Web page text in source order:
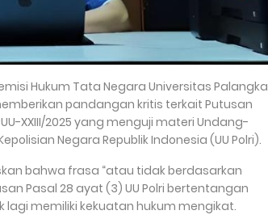
Hukum Tata Negara Universitas Palangka
memberikan pandangan kritis terkait Putusan
XXIII/2025 yang menguji materi Undang-
Negara Republik Indonesia (UU Polri).
bahwa frasa “atau tidak berdasarkan
Pasal 28 ayat (3) UU Polri bertentangan
lagi memiliki kekuatan hukum mengikat.